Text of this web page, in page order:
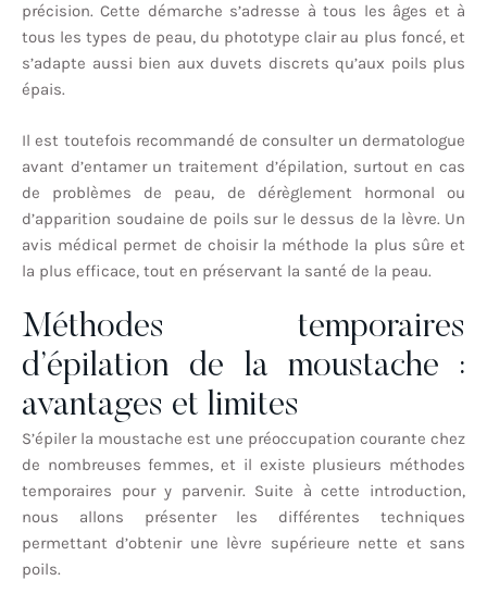
précision. Cette démarche s’adresse à tous les âges et à
tous les types de peau, du phototype clair au plus foncé, et
s’adapte aussi bien aux duvets discrets qu’aux poils plus
épais.
Il est toutefois recommandé de consulter un dermatologue
avant d’entamer un traitement d’épilation, surtout en cas
de problèmes de peau, de dérèglement hormonal ou
d’apparition soudaine de poils sur le dessus de la lèvre. Un
avis médical permet de choisir la méthode la plus sûre et
la plus efficace, tout en préservant la santé de la peau.
Méthodes temporaires
d’épilation de la moustache :
avantages et limites
S’épiler la moustache est une préoccupation courante chez
de nombreuses femmes, et il existe plusieurs méthodes
temporaires pour y parvenir. Suite à cette introduction,
nous allons présenter les différentes techniques
permettant d’obtenir une lèvre supérieure nette et sans
poils.